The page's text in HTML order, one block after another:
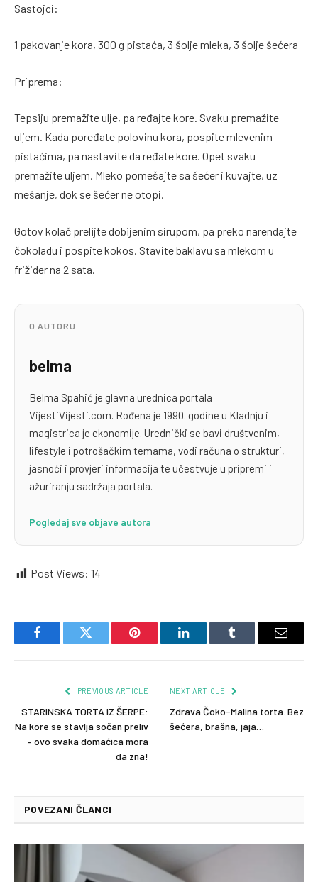
Sastojci:
1 pakovanje kora, 300 g pistaća, 3 šolje mleka, 3 šolje šećera
Priprema:
Tepsiju premažite ulje, pa ređajte kore. Svaku premažite
uljem. Kada poređate polovinu kora, pospite mlevenim
pistaćima, pa nastavite da ređate kore. Opet svaku
premažite uljem. Mleko pomešajte sa šećer i kuvajte, uz
mešanje, dok se šećer ne otopi.
Gotov kolač prelijte dobijenim sirupom, pa preko narendajte
čokoladu i pospite kokos. Stavite baklavu sa mlekom u
frižider na 2 sata.
O AUTORU
belma
Belma Spahić je glavna urednica portala
VijestiVijesti.com. Rođena je 1990. godine u Kladnju i
magistrica je ekonomije. Urednički se bavi društvenim,
lifestyle i potrošačkim temama, vodi računa o strukturi,
jasnoći i provjeri informacija te učestvuje u pripremi i
ažuriranju sadržaja portala.
Pogledaj sve objave autora
Post Views: 14
FacebookTwitter Pinterest LinkedInTumblr Email
PREVIOUS ARTICLE
STARINSKA TORTA IZ ŠERPE:
Na kore se stavlja sočan preliv
– ovo svaka domaćica mora
da zna!
NEXT ARTICLE
Zdrava Čoko-Malina torta. Bez
šećera, brašna, jaja…
POVEZANI ČLANCI